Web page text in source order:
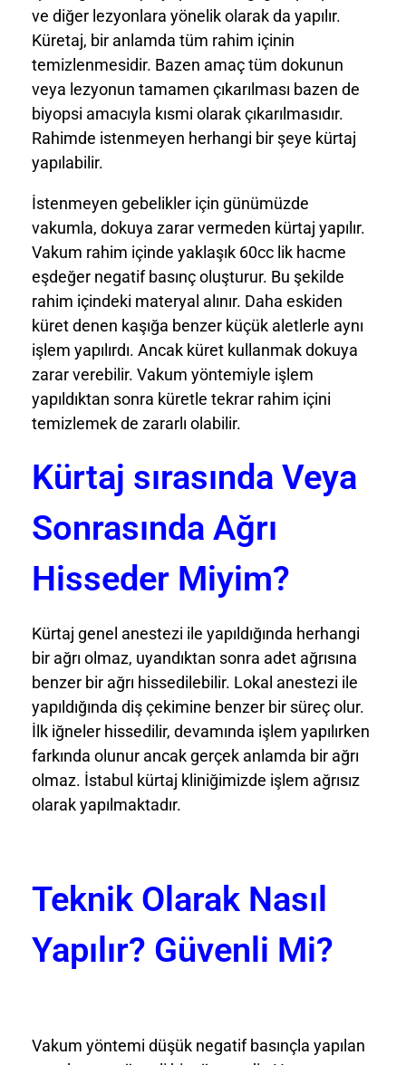
ve diğer lezyonlara yönelik olarak da yapılır.
Küretaj, bir anlamda tüm rahim içinin
temizlenmesidir. Bazen amaç tüm dokunun
veya lezyonun tamamen çıkarılması bazen de
biyopsi amacıyla kısmi olarak çıkarılmasıdır.
Rahimde istenmeyen herhangi bir şeye kürtaj
yapılabilir.
İstenmeyen gebelikler için günümüzde
vakumla, dokuya zarar vermeden kürtaj yapılır.
Vakum rahim içinde yaklaşık 60cc lik hacme
eşdeğer negatif basınç oluşturur. Bu şekilde
rahim içindeki materyal alınır. Daha eskiden
küret denen kaşığa benzer küçük aletlerle aynı
işlem yapılırdı. Ancak küret kullanmak dokuya
zarar verebilir. Vakum yöntemiyle işlem
yapıldıktan sonra küretle tekrar rahim içini
temizlemek de zararlı olabilir.
Kürtaj sırasında Veya
Sonrasında Ağrı
Hisseder Miyim?
Kürtaj genel anestezi ile yapıldığında herhangi
bir ağrı olmaz, uyandıktan sonra adet ağrısına
benzer bir ağrı hissedilebilir. Lokal anestezi ile
yapıldığında diş çekimine benzer bir süreç olur.
İlk iğneler hissedilir, devamında işlem yapılırken
farkında olunur ancak gerçek anlamda bir ağrı
olmaz. İstabul kürtaj kliniğimizde işlem ağrısız
olarak yapılmaktadır.
Teknik Olarak Nasıl
Yapılır? Güvenli Mi?
Vakum yöntemi düşük negatif basınçla yapılan